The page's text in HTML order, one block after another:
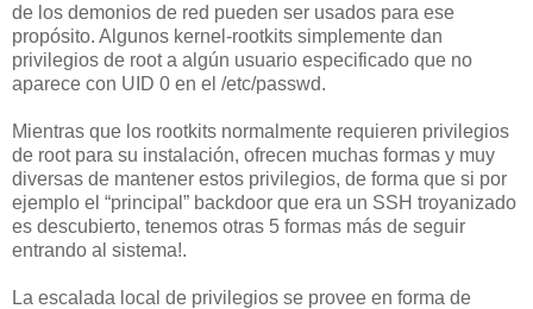
de los demonios de red pueden ser usados para ese
propósito. Algunos kernel-rootkits simplemente dan
privilegios de root a algún usuario especificado que no
aparece con UID 0 en el /etc/passwd.
Mientras que los rootkits normalmente requieren privilegios
de root para su instalación, ofrecen muchas formas y muy
diversas de mantener estos privilegios, de forma que si por
ejemplo el “principal” backdoor que era un SSH troyanizado
es descubierto, tenemos otras 5 formas más de seguir
entrando al sistema!.
La escalada local de privilegios se provee en forma de